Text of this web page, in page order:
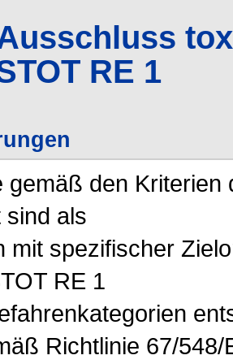
RE 1
gemäß den
sind als
mit spezifischer
RE 1
Richtlinie 67/548/